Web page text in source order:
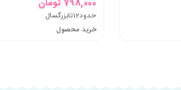
798,000 تومان
حدود12تابزرگسال
خرید محصول